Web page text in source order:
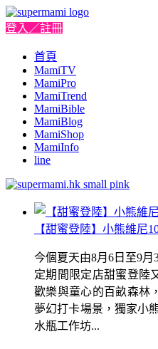
登入／註冊
首頁
MamiTV
MamiPro
MamiTrend
MamiBible
MamiBlog
MamiShop
MamiInfo
line
【甜蜜登陸】小熊維尼
今個夏天由8月6日至9
定期間限定店甜蜜登陸
歡樂與童心的百畝森林
夢幻打卡場景，獨家小
水瓶工作坊...